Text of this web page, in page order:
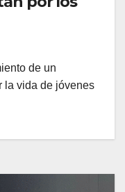
de un
la vida de jóvenes